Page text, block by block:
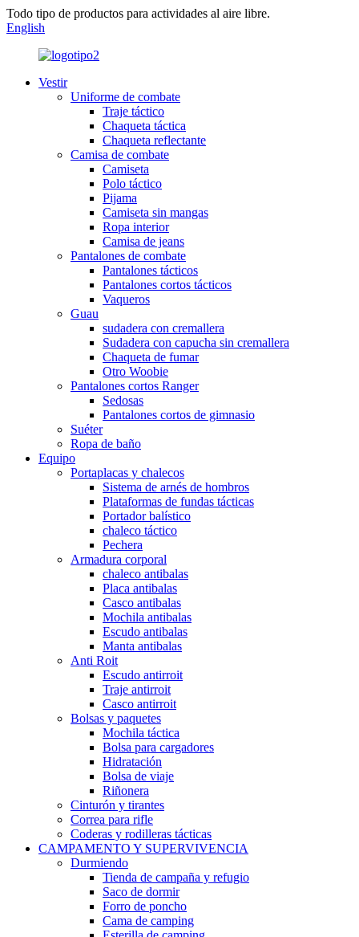
Todo tipo de productos para actividades al aire libre.
English
Vestir
Uniforme de combate
Traje táctico
Chaqueta táctica
Chaqueta reflectante
Camisa de combate
Camiseta
Polo táctico
Pijama
Camiseta sin mangas
Ropa interior
Camisa de jeans
Pantalones de combate
Pantalones tácticos
Pantalones cortos tácticos
Vaqueros
Guau
sudadera con cremallera
Sudadera con capucha sin cremallera
Chaqueta de fumar
Otro Woobie
Pantalones cortos Ranger
Sedosas
Pantalones cortos de gimnasio
Suéter
Ropa de baño
Equipo
Portaplacas y chalecos
Sistema de arnés de hombros
Plataformas de fundas tácticas
Portador balístico
chaleco táctico
Pechera
Armadura corporal
chaleco antibalas
Placa antibalas
Casco antibalas
Mochila antibalas
Escudo antibalas
Manta antibalas
Anti Roit
Escudo antirroit
Traje antirroit
Casco antirroit
Bolsas y paquetes
Mochila táctica
Bolsa para cargadores
Hidratación
Bolsa de viaje
Riñonera
Cinturón y tirantes
Correa para rifle
Coderas y rodilleras tácticas
CAMPAMENTO Y SUPERVIVENCIA
Durmiendo
Tienda de campaña y refugio
Saco de dormir
Forro de poncho
Cama de camping